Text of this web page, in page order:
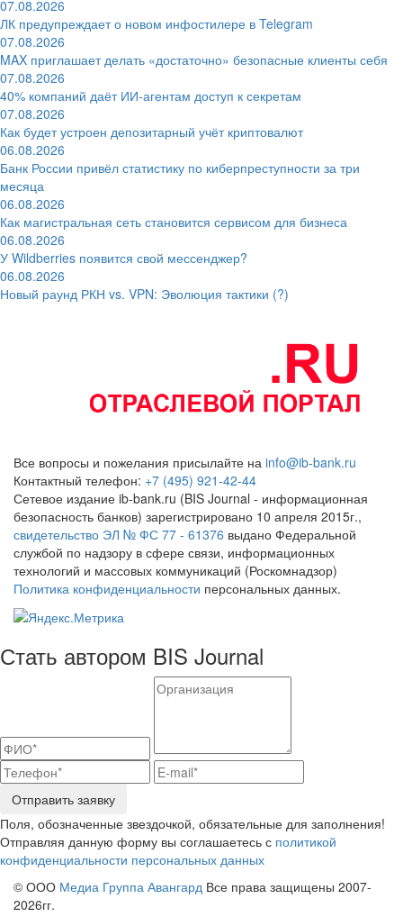
07.08.2026
ЛК предупреждает о новом инфостилере в Telegram
07.08.2026
MAX приглашает делать «достаточно» безопасные клиенты себя
07.08.2026
40% компаний даёт ИИ‑агентам доступ к секретам
07.08.2026
Как будет устроен депозитарный учёт криптовалют
06.08.2026
Банк России привёл статистику по киберпреступности за три
месяца
06.08.2026
Как магистральная сеть становится сервисом для бизнеса
06.08.2026
У Wildberries появится свой мессенджер?
06.08.2026
Новый раунд РКН vs. VPN: Эволюция тактики (?)
Все вопросы и пожелания присылайте на info@ib-bank.ru
Контактный телефон: +7 (495) 921-42-44
Сетевое издание ib-bank.ru (BIS Journal - информационная
безопасность банков) зарегистрировано 10 апреля 2015г.,
свидетельство ЭЛ № ФС 77 - 61376 выдано Федеральной
службой по надзору в сфере связи, информационных
технологий и массовых коммуникаций (Роскомнадзор)
Политика конфиденциальности персональных данных.
Стать автором BIS Journal
Отправить заявку
Поля, обозначенные звездочкой, обязательные для заполнения!
Отправляя данную форму вы соглашаетесь с политикой
конфиденциальности персональных данных
© ООО Медиа Группа Авангард Все права защищены 2007-
2026гг.